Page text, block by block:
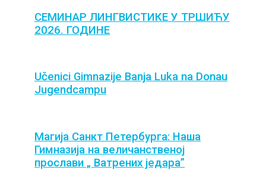
СЕМИНАР ЛИНГВИСТИКЕ У ТРШИЋУ
2026. ГОДИНЕ
Učenici Gimnazije Banja Luka na Donau
Jugendcampu
Магија Санкт Петербурга: Наша
Гимназија на величанственој
прослави „ Ватрених једара”